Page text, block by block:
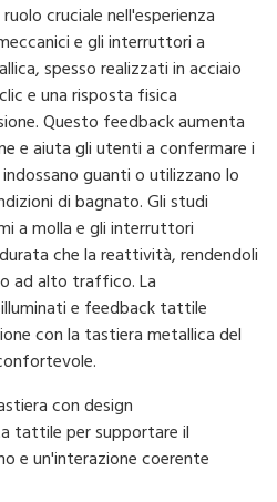
cruciale nell'esperienza
e gli interruttori a
spesso realizzati in acciaio
e una risposta fisica
Questo feedback aumenta
e aiuta gli utenti a confermare i
guanti o utilizzano lo
di bagnato. Gli studi
a molla e gli interruttori
che la reattività, rendendoli
ad alto traffico. La
e feedback tattile
con la tastiera metallica del
con design
tattile per supportare il
e un'interazione coerente